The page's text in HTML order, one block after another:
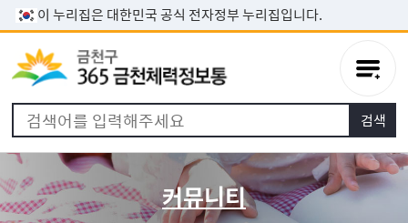
본문 바로가기
이 누리집은 대한민국 공식 전자정부 누리집입니다.
커뮤니티